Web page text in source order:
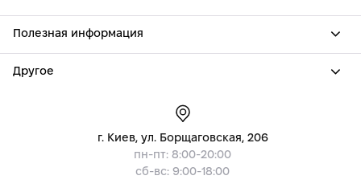
Полезная информация
Другое
г. Киев, ул. Борщаговская, 206
пн-пт: 8:00-20:00
сб-вс: 9:00-18:00